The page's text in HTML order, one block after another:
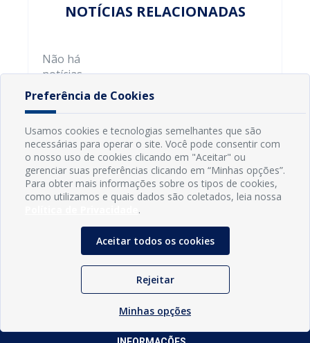
NOTÍCIAS RELACIONADAS
Não há
notícias
relacionadas
a secretaria
Preferência de Cookies
Usamos cookies e tecnologias semelhantes que são
necessárias para operar o site. Você pode consentir com
o nosso uso de cookies clicando em "Aceitar" ou
gerenciar suas preferências clicando em “Minhas opções”.
Para obter mais informações sobre os tipos de cookies,
como utilizamos e quais dados são coletados, leia nossa
.
Aceitar todos os cookies
Rejeitar
Minhas opções